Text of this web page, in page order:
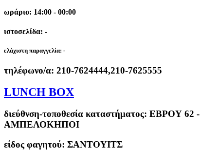
ωράριο: 14:00 - 00:00
ιστοσελίδα: -
ελάχιστη παραγγελία: -
τηλέφωνο/α: 210-7624444,210-7625555
LUNCH BOX
διεύθνση-τοποθεσία καταστήματος: ΕΒΡΟΥ 62 -
ΑΜΠΕΛΟΚΗΠΟΙ
είδος φαγητού: ΣΑΝΤΟΥΙΤΣ